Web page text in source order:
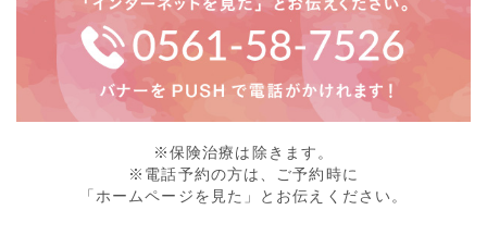
※保険治療は除きます。
※電話予約の方は、ご予約時に
「ホームページを見た」とお伝えください。